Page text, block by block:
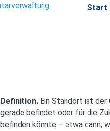
Start
Definition. Ein Standort ist der
gerade befindet oder für die
befinden könnte – etwa dann,